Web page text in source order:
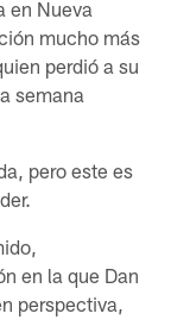
en Nueva
mucho más
perdió a su
semana
pero este es
en la que Dan
perspectiva,